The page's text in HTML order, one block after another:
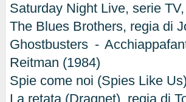
Saturday Night Live, serie
The Blues Brothers, regia di
Ghostbusters -
Reitman (1984)
Spie come noi (Spies Like
La retata (Dragnet), regia di